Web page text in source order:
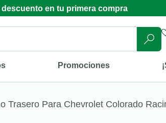
descuento en tu primera compra
Promociones
Trasero Para Chevrolet Colorado